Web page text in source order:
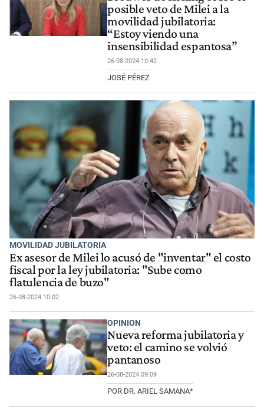
posible veto de Milei a la
movilidad jubilatoria:
“Estoy viendo una
insensibilidad espantosa”
26-08-2024 10:42
JOSÉ PÉREZ
MOVILIDAD JUBILATORIA
Ex asesor de Milei lo acusó de "inventar" el costo
fiscal por la ley jubilatoria: "Sube como
flatulencia de buzo"
26-08-2024 10:02
OPINION
Nueva reforma jubilatoria y
veto: el camino se volvió
pantanoso
26-08-2024 09:09
POR DR. ARIEL SAMANA*